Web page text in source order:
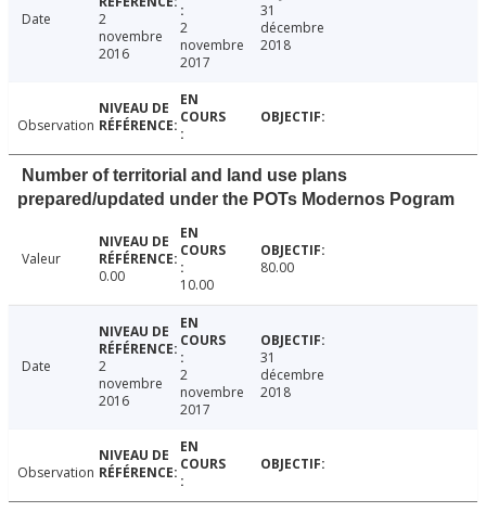
Date
2
novembre
2016
2
novembre
2017
31
décembre
2018
Observation
Number of territorial and land use plans
prepared/updated under the POTs Modernos Pogram
Valeur
0.00
10.00
80.00
Date
2
novembre
2016
2
novembre
2017
31
décembre
2018
Observation